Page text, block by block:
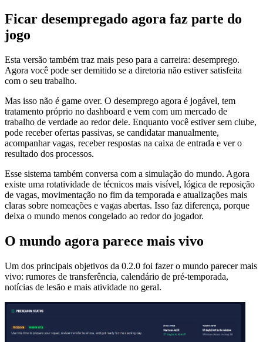
Ficar desempregado agora faz parte do
jogo
Esta versão também traz mais peso para a carreira: desemprego.
Agora você pode ser demitido se a diretoria não estiver satisfeita
com o seu trabalho.
Mas isso não é game over. O desemprego agora é jogável, tem
tratamento próprio no dashboard e vem com um mercado de
trabalho de verdade ao redor dele. Enquanto você estiver sem clube,
pode receber ofertas passivas, se candidatar manualmente,
acompanhar vagas, receber respostas na caixa de entrada e ver o
resultado dos processos.
Esse sistema também conversa com a simulação do mundo. Agora
existe uma rotatividade de técnicos mais visível, lógica de reposição
de vagas, movimentação no fim da temporada e atualizações mais
claras sobre nomeações e vagas abertas. Isso faz diferença, porque
deixa o mundo menos congelado ao redor do jogador.
O mundo agora parece mais vivo
Um dos principais objetivos da 0.2.0 foi fazer o mundo parecer mais
vivo: rumores de transferência, calendário de pré-temporada,
notícias de lesão e mais atividade no geral.